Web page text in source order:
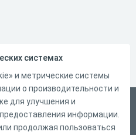
системах
и метрические системы
о производительности и
для улучшения и
информации.
продолжая пользоваться